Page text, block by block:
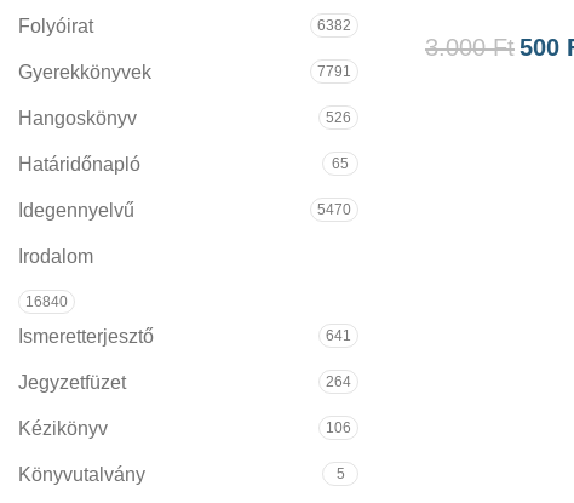
Folyóirat 6382
Gyerekkönyvek 7791
Hangoskönyv 526
Határidőnapló 65
Idegennyelvű 5470
Irodalom
16840
Ismeretterjesztő 641
Jegyzetfüzet 264
Kézikönyv 106
Könyvutalvány 5
3.000Ft500